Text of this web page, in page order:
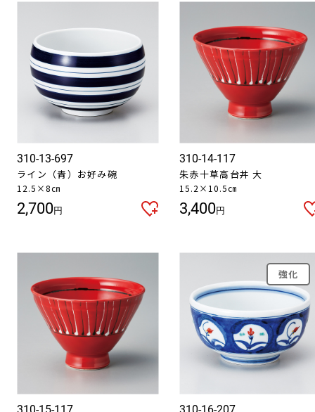
310-13-697
ライン（青）お好み碗
12.5×8㎝
2,700円
310-14-117
朱赤十草高台丼 大
15.2×10.5㎝
3,400円
強化